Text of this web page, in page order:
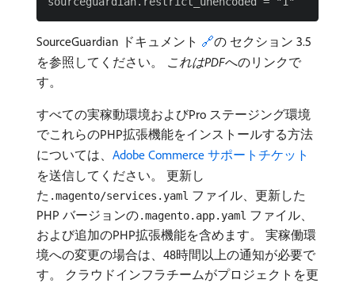
SourceGuardian ドキュメント 🔗の セクション 3.5
を参照してください。 これはPDF​へのリンクで
す。
すべての実稼動環境およびPro ステージング環境
でこれらのPHP拡張機能をインストールする方法
については、 Adobe Commerce サポートチケット ​
を送信してください。 更新し
た .magento/services.yaml ファイル、更新した
PHP バージョンの.magento.app.yaml ファイル、
および追加のPHP拡張機能を含めます。 実稼働環
境への変更の場合は、48時間以上の通知が必要で
す。 クラウドインフラチームがプロジェクトを更